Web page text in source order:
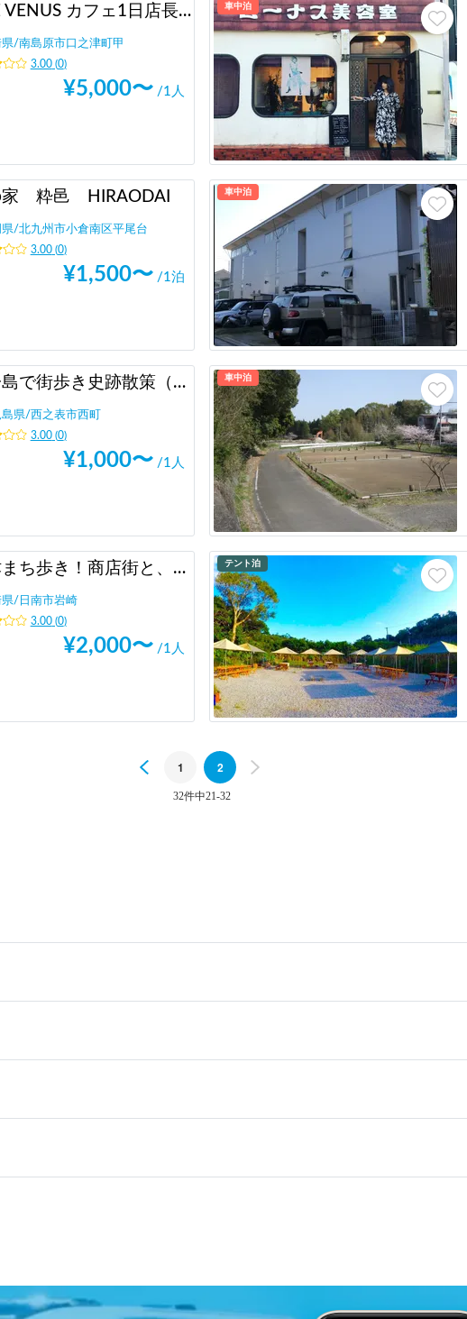
THE VENUS カフェ1日店長体験
/南島原市口之津町甲
3.00(0)
¥5,000〜 /1人
車中泊
家 粋邑 HIRAODAI
/北九州市小倉南区平尾台
3.00(0)
¥1,500〜 /1泊
車中泊
種子島で街歩き史跡散策（鉄砲伝来のドラマを巡る）
県/西之表市西町
3.00(0)
¥1,000〜 /1人
車中泊
油津まち歩き！商店街と、海と、神社と。
/ 日南市岩崎
3.00(0)
¥2,000〜 /1人
テント泊
Previous
1 2
32件中21-32